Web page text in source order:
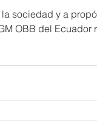
sociedad y a
OBB del Ecuador